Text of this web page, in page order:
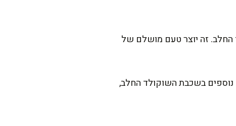
זה יוצר טעם מושלם של
שסוד השוקולדים הקרמיים שלה נמצא במעט חמאה. נסו פעם לשלב 10 גרם נוספים בשכבת השוקולד החלב,